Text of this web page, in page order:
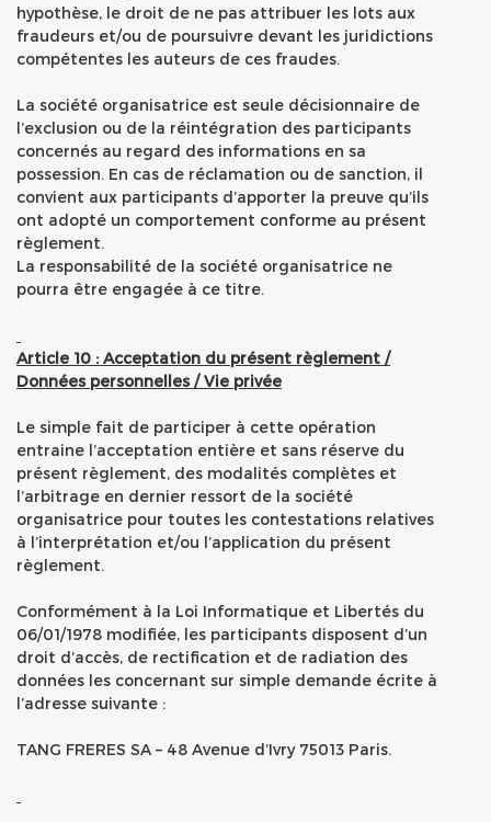
hypothèse, le droit de ne pas attribuer les lots aux
fraudeurs et/ou de poursuivre devant les juridictions
compétentes les auteurs de ces fraudes.
La société organisatrice est seule décisionnaire de
l’exclusion ou de la réintégration des participants
concernés au regard des informations en sa
possession. En cas de réclamation ou de sanction, il
convient aux participants d’apporter la preuve qu’ils
ont adopté un comportement conforme au présent
règlement.
La responsabilité de la société organisatrice ne
pourra être engagée à ce titre.
Article 10 : Acceptation du présent règlement /
Données personnelles / Vie privée
Le simple fait de participer à cette opération
entraine l’acceptation entière et sans réserve du
présent règlement, des modalités complètes et
l’arbitrage en dernier ressort de la société
organisatrice pour toutes les contestations relatives
à l’interprétation et/ou l’application du présent
règlement.
Conformément à la Loi Informatique et Libertés du
06/01/1978 modifiée, les participants disposent d’un
droit d’accès, de rectification et de radiation des
données les concernant sur simple demande écrite à
l’adresse suivante :
TANG FRERES SA – 48 Avenue d’Ivry 75013 Paris.